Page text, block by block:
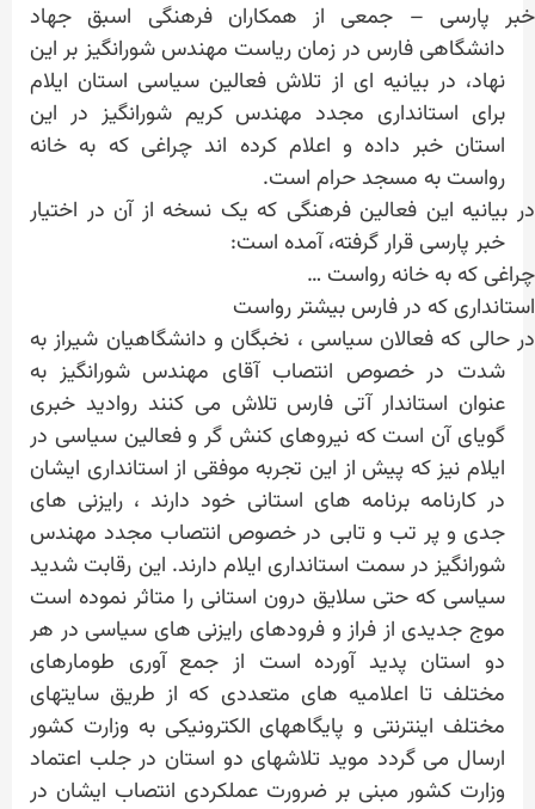
خبر پارسی – جمعی از همکاران فرهنگی اسبق جهاد
دانشگاهی فارس در زمان ریاست مهندس شورانگیز بر این
نهاد، در بیانیه ای از تلاش فعالین سیاسی استان ایلام
برای استانداری مجدد مهندس کریم شورانگیز در این
استان خبر داده و اعلام کرده اند چراغی که به خانه
رواست به مسجد حرام است.
در بیانیه این فعالین فرهنگی که یک نسخه از آن در اختیار
خبر پارسی قرار گرفته، آمده است:
چراغی که به خانه رواست …
استانداری که در فارس بیشتر رواست
در حالی که فعالان سیاسی ، نخبگان و دانشگاهیان شیراز به
شدت در خصوص انتصاب آقای مهندس شورانگیز به
عنوان استاندار آتی فارس تلاش می کنند روادید خبری
گویای آن است که نیروهای کنش گر و فعالین سیاسی در
ایلام نیز که پیش از این تجربه موفقی از استانداری ایشان
در کارنامه برنامه های استانی خود دارند ، رایزنی های
جدی و پر تب و تابی در خصوص انتصاب مجدد مهندس
شورانگیز در سمت استانداری ایلام دارند. این رقابت شدید
سیاسی که حتی سلایق درون استانی را متاثر نموده است
موج جدیدی از فراز و فرودهای رایزنی های سیاسی در هر
دو استان پدید آورده است از جمع آوری طومارهای
مختلف تا اعلامیه های متعددی که از طریق سایتهای
مختلف اینترنتی و پایگاههای الکترونیکی به وزارت کشور
ارسال می گردد موید تلاشهای دو استان در جلب اعتماد
وزارت کشور مبنی بر ضرورت عملکردی انتصاب ایشان در